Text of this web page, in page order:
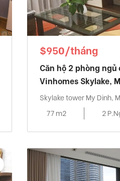
$950/tháng
Căn hộ 2 phòng
Vinhomes Skylake,
Skylake tower My Dinh,
77 m2
2